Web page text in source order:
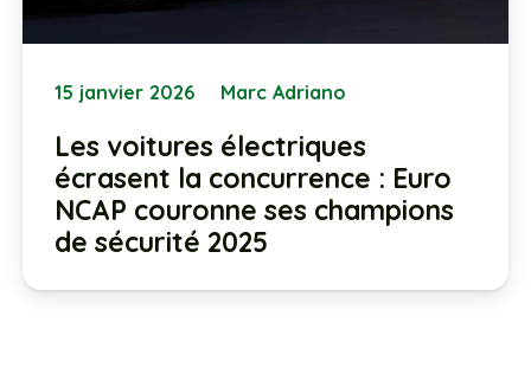
15 janvier 2026
écrasent la concurrence : Euro
NCAP couronne ses champions
de sécurité 2025